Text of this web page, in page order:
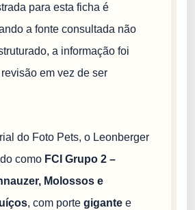
para esta ficha é
a fonte consultada não
a informação foi
em vez de ser
do Foto Pets, o Leonberger
como FCI Grupo 2 –
Molossos e
, com porte gigante e